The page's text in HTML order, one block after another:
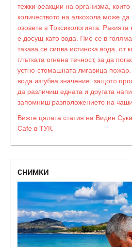
тежки реакции на организма, които
количеството на алкохола може да
озовете в Токсикологията.
е досущ като вода. Пие се в
такава се сипва истинска вода, от
глътката огнена течност, за да
устно-стомашната лигавица
вода изгубва значение, защото
да различиш едната и другата
запомниш разположението на
Вижте цялата статия на Видин
Cafe в ТУК.
СНИМКИ